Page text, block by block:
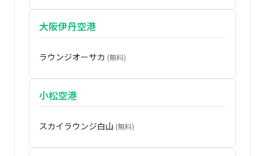
大阪伊丹空港
ラウンジオーサカ (無料)
小松空港
スカイラウンジ白山 (無料)